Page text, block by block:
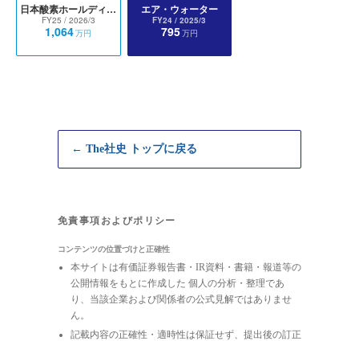
日本酸素ホールディングス
FY25 / 2026/3
1,064万円
エア・ウォーター
FY24 / 2025/3
795万円
← The社史 トップに戻る
免責事項およびポリシー
コンテンツの位置づけと正確性
本サイトは有価証券報告書・IR資料・書籍・報道等の
公開情報をもとに作成した 個人の分析・整理であ
り、当該企業および関係者の公式見解ではありませ
ん。
記載内容の正確性・適時性は保証せず、提出後の訂正